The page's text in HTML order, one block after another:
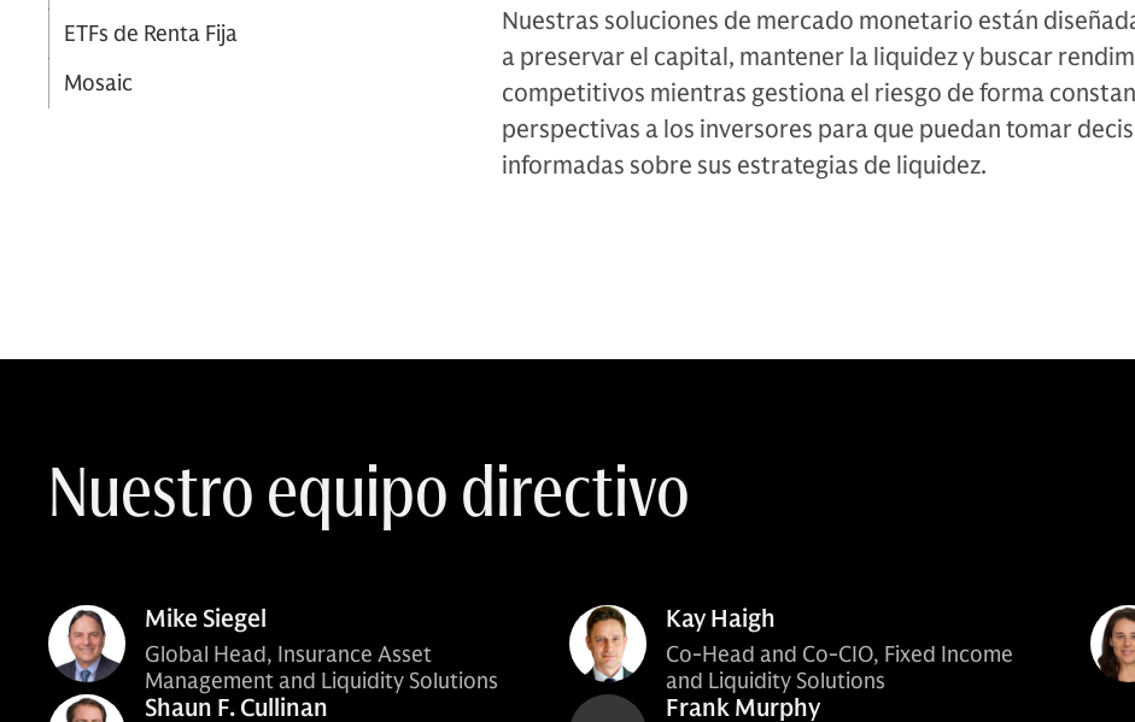
ETFs de Renta Fija
Mosaic
Nuestras soluciones de mercado monetario están
a preservar el capital, mantener la liquidez y buscar
competitivos mientras gestiona el riesgo de forma
perspectivas a los inversores para que puedan tomar
informadas sobre sus estrategias de liquidez.
Nuestro equipo directivo
Mike Siegel
Global Head, Insurance Asset
Management and Liquidity Solutions
Kay Haigh
Co-Head and Co-CIO, Fixed Income
and Liquidity Solutions
Shaun F. Cullinan
Frank Murphy